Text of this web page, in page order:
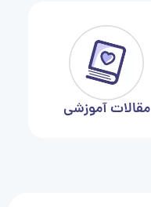
مقالات آموزشی